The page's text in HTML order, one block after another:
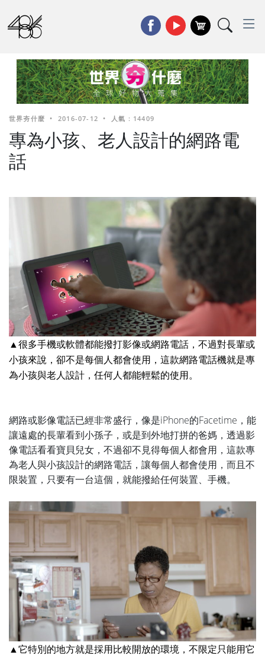
世界夯什麼 • 2016-07-12 • 人氣 : 14409
專為小孩、老人設計的網路電
話
▲很多手機或軟體都能撥打影像或網路電話，不過對長輩或
小孩來說，卻不是每個人都會使用，這款網路電話機就是專
為小孩與老人設計，任何人都能輕鬆的使用。
網路或影像電話已經非常盛行，像是iPhone的Facetime，能
讓遠處的長輩看到小孫子，或是到外地打拼的爸媽，透過影
像電話看看寶貝兒女，不過卻不見得每個人都會用，這款專
為老人與小孩設計的網路電話，讓每個人都會使用，而且不
限裝置，只要有一台這個，就能撥給任何裝置、手機。
▲它特別的地方就是採用比較開放的環境，不限定只能用它